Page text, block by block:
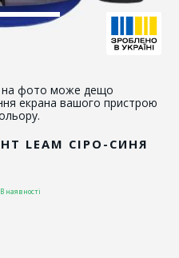
на фото може дещо
екрана вашого пристрою
LEAM СІРО-СИНЯ
В наявності